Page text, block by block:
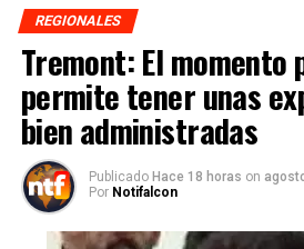
REGIONALES
Tremont: El momento
permite tener unas
bien administradas
Publicado Hace 18 horas on
Por Notifalcon